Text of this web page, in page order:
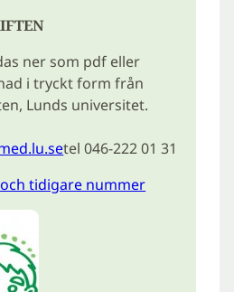
ner som pdf eller
i tryckt form från
Lunds universitet.
tel 046-222 01 31
tidigare nummer